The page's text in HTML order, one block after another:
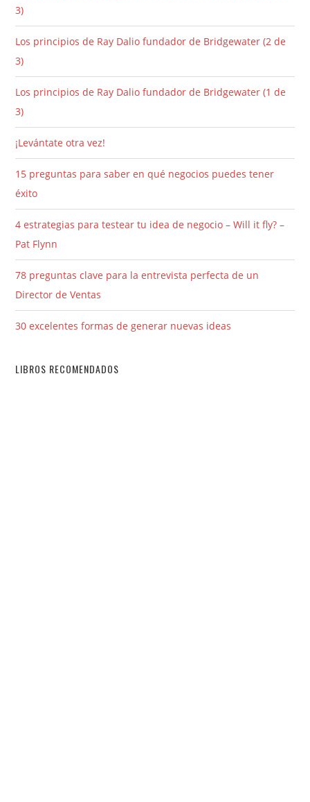
3)
Los principios de Ray Dalio fundador de Bridgewater (2 de
3)
Los principios de Ray Dalio fundador de Bridgewater (1 de
3)
¡Levántate otra vez!
15 preguntas para saber en qué negocios puedes tener
éxito
4 estrategias para testear tu idea de negocio – Will it fly? –
Pat Flynn
78 preguntas clave para la entrevista perfecta de un
Director de Ventas
30 excelentes formas de generar nuevas ideas
LIBROS RECOMENDADOS